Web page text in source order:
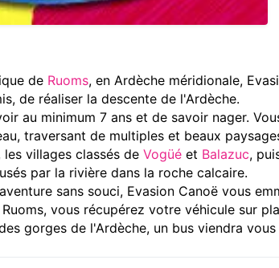
de Ruoms, en Ardèche méridionale,
de réaliser la descente de l'Ardèche.
au minimum 7 ans et de savoir nager.
traversant de multiples et beaux
villages classés de Vogüé et Balazuc,
par la rivière dans la roche calcaire.
sans souci, Evasion Canoë vous
vous récupérez votre véhicule sur
gorges de l'Ardèche, un bus viendra vous